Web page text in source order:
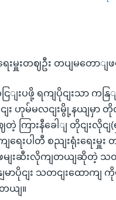
ရေးမှူးတဈဦး တပျမတောျဖ
ြျးပဖို့ ရကျပိုငျးသာ ကန
ျး ဟုမ်မလငျးမွို့နယျမှာ တိုင
ကြားနီခေါျ တိုငျးလိုငျ(
ျရေးပါတီ စညျးရုံးရေးမှူ
ျးဆီးလိုကျတယျဆိုတဲ့ သတ
မာပိုငျး သတငျးထောကျ
ယျ။